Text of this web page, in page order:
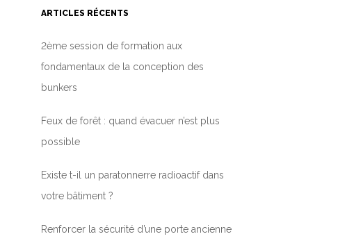
ARTICLES RÉCENTS
2ème session de formation aux
fondamentaux de la conception des
bunkers
Feux de forêt : quand évacuer n’est plus
possible
Existe t-il un paratonnerre radioactif dans
votre bâtiment ?
Renforcer la sécurité d’une porte ancienne